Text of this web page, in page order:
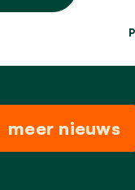
meer nieuws